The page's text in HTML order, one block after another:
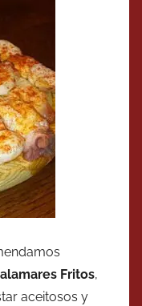
Fritos,
aceitosos y